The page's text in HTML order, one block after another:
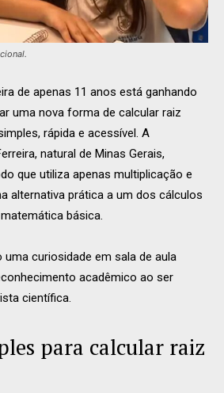
de apenas 11 anos está ganhando
uma nova forma de calcular raiz
rápida e acessível. A
, natural de Minas Gerais,
que utiliza apenas multiplicação e
alternativa prática a um dos cálculos
básica.
curiosidade em sala de aula
acadêmico ao ser
científica.
para calcular raiz